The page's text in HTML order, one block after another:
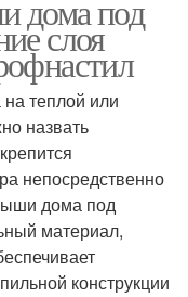
дома под
слоя
теплой или
назвать
непосредственно
дома под
материал,
конструкции